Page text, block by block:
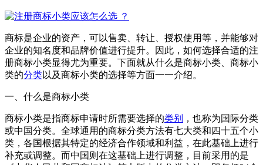
商标是企业的资产，可以售卖、转让、授权使用等，并能够对
企业的知名度和品牌价值进行提升。因此，如何选择合适的注
册商标小类显得尤为重要。下面就从什么是商标小类、商标小
类的分类以及商标小类的选择等方面一一介绍。
一、什么是商标小类
商标小类是指商标申请时所需要选择的类别
，也称为国际分类
或中国分类。全球通用的商标分类方法有七大类和四十五个小
类，各国根据其特定的经济合作领域和利益，在此基础上进行
补充或调整。而中国则在这基础上进行调整，目前采用的是